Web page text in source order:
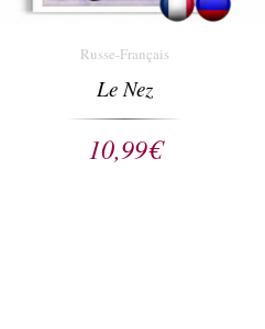
Russe-Français
Le Nez
10,99€